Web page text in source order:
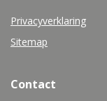
Privacyverklaring
Sitemap
Contact